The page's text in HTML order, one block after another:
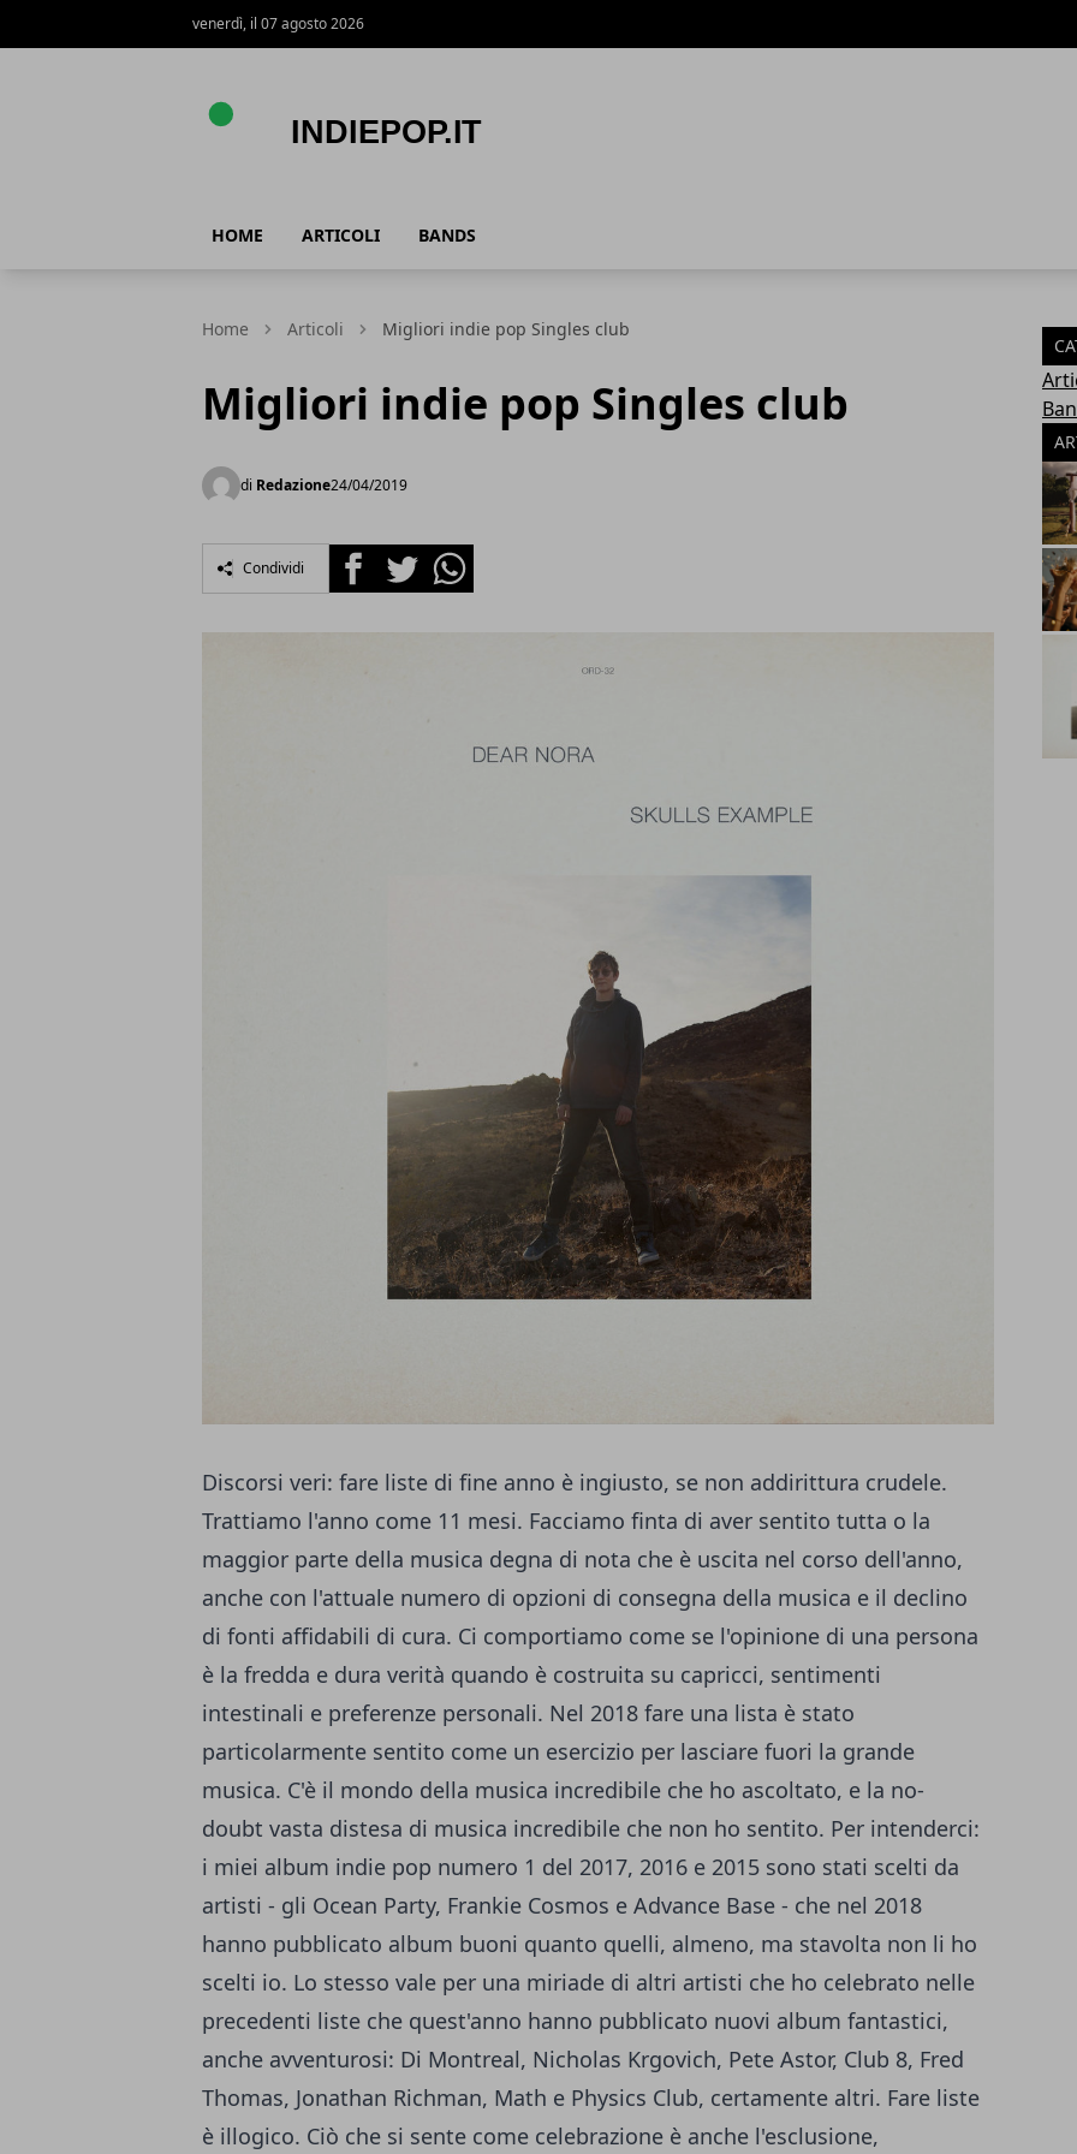
venerdì, il 07 agosto 2026
HOME ARTICOLI BANDS
Home Articoli Migliori indie pop Singles club
Migliori indie pop Singles club
di Redazione24/04/2019
Condividi FacebookTwitterWhatsapp
Discorsi veri: fare liste di fine anno è ingiusto, se non addirittura crudele.
Trattiamo l'anno come 11 mesi. Facciamo finta di aver sentito tutta o la
maggior parte della musica degna di nota che è uscita nel corso dell'anno,
anche con l'attuale numero di opzioni di consegna della musica e il declino
di fonti affidabili di cura. Ci comportiamo come se l'opinione di una persona
è la fredda e dura verità quando è costruita su capricci, sentimenti
intestinali e preferenze personali. Nel 2018 fare una lista è stato
particolarmente sentito come un esercizio per lasciare fuori la grande
musica. C'è il mondo della musica incredibile che ho ascoltato, e la no-
doubt vasta distesa di musica incredibile che non ho sentito. Per intenderci:
i miei album indie pop numero 1 del 2017, 2016 e 2015 sono stati scelti da
artisti - gli Ocean Party, Frankie Cosmos e Advance Base - che nel 2018
hanno pubblicato album buoni quanto quelli, almeno, ma stavolta non li ho
scelti io. Lo stesso vale per una miriade di altri artisti che ho celebrato nelle
precedenti liste che quest'anno hanno pubblicato nuovi album fantastici,
anche avventurosi: Di Montreal, Nicholas Krgovich, Pete Astor, Club 8, Fred
Thomas, Jonathan Richman, Math e Physics Club, certamente altri. Fare liste
è illogico. Ciò che si sente come celebrazione è anche l'esclusione,